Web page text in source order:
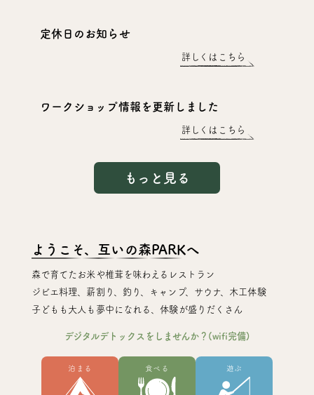
定休日のお知らせ
詳しくはこちら
ワークショップ情報を更新しました
詳しくはこちら
もっと見る
ようこそ、互いの森PARKへ
森で育てたお米や椎茸を味わえるレストラン
ジビエ料理、薪割り、釣り、キャンプ、サウナ、木工体験
子どもも大人も夢中になれる、体験が盛りだくさん
デジタルデトックスをしませんか？(wifi完備)
泊まる 食べる 遊ぶ